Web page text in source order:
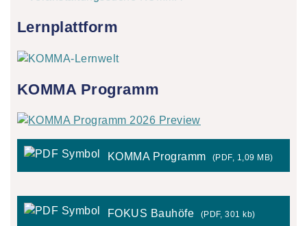
Lernplattform
KOMMA Programm
KOMMA Programm (PDF, 1,09 MB)
FOKUS Bauhöfe (PDF, 301 kb)